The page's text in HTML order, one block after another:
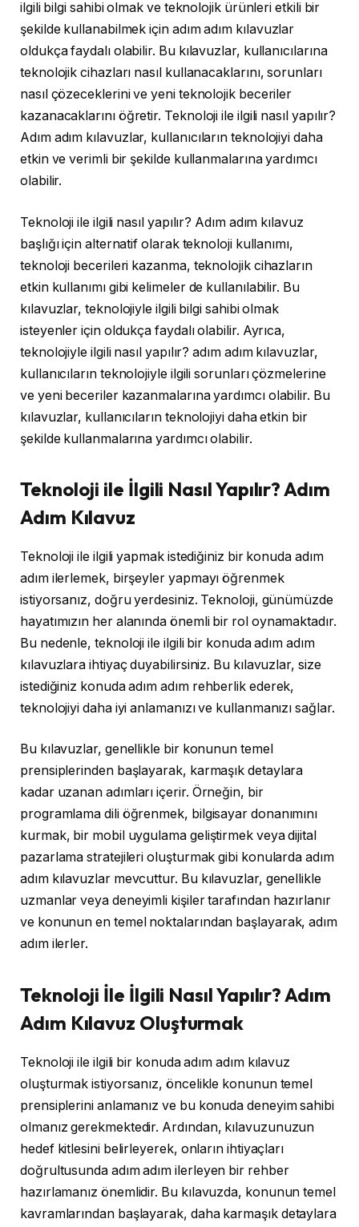
ilgili bilgi sahibi olmak ve teknolojik ürünleri etkili bir
şekilde kullanabilmek için adım adım kılavuzlar
oldukça faydalı olabilir. Bu kılavuzlar, kullanıcılarına
teknolojik cihazları nasıl kullanacaklarını, sorunları
nasıl çözeceklerini ve yeni teknolojik beceriler
kazanacaklarını öğretir. Teknoloji ile ilgili nasıl yapılır?
Adım adım kılavuzlar, kullanıcıların teknolojiyi daha
etkin ve verimli bir şekilde kullanmalarına yardımcı
olabilir.
Teknoloji ile ilgili nasıl yapılır? Adım adım kılavuz
başlığı için alternatif olarak teknoloji kullanımı,
teknoloji becerileri kazanma, teknolojik cihazların
etkin kullanımı gibi kelimeler de kullanılabilir. Bu
kılavuzlar, teknolojiyle ilgili bilgi sahibi olmak
isteyenler için oldukça faydalı olabilir. Ayrıca,
teknolojiyle ilgili nasıl yapılır? adım adım kılavuzlar,
kullanıcıların teknolojiyle ilgili sorunları çözmelerine
ve yeni beceriler kazanmalarına yardımcı olabilir. Bu
kılavuzlar, kullanıcıların teknolojiyi daha etkin bir
şekilde kullanmalarına yardımcı olabilir.
Teknoloji ile İlgili Nasıl Yapılır? Adım
Adım Kılavuz
Teknoloji ile ilgili yapmak istediğiniz bir konuda adım
adım ilerlemek, birşeyler yapmayı öğrenmek
istiyorsanız, doğru yerdesiniz. Teknoloji, günümüzde
hayatımızın her alanında önemli bir rol oynamaktadır.
Bu nedenle, teknoloji ile ilgili bir konuda adım adım
kılavuzlara ihtiyaç duyabilirsiniz. Bu kılavuzlar, size
istediğiniz konuda adım adım rehberlik ederek,
teknolojiyi daha iyi anlamanızı ve kullanmanızı sağlar.
Bu kılavuzlar, genellikle bir konunun temel
prensiplerinden başlayarak, karmaşık detaylara
kadar uzanan adımları içerir. Örneğin, bir
programlama dili öğrenmek, bilgisayar donanımını
kurmak, bir mobil uygulama geliştirmek veya dijital
pazarlama stratejileri oluşturmak gibi konularda adım
adım kılavuzlar mevcuttur. Bu kılavuzlar, genellikle
uzmanlar veya deneyimli kişiler tarafından hazırlanır
ve konunun en temel noktalarından başlayarak, adım
adım ilerler.
Teknoloji İle İlgili Nasıl Yapılır? Adım
Adım Kılavuz Oluşturmak
Teknoloji ile ilgili bir konuda adım adım kılavuz
oluşturmak istiyorsanız, öncelikle konunun temel
prensiplerini anlamanız ve bu konuda deneyim sahibi
olmanız gerekmektedir. Ardından, kılavuzunuzun
hedef kitlesini belirleyerek, onların ihtiyaçları
doğrultusunda adım adım ilerleyen bir rehber
hazırlamanız önemlidir. Bu kılavuzda, konunun temel
kavramlarından başlayarak, daha karmaşık detaylara